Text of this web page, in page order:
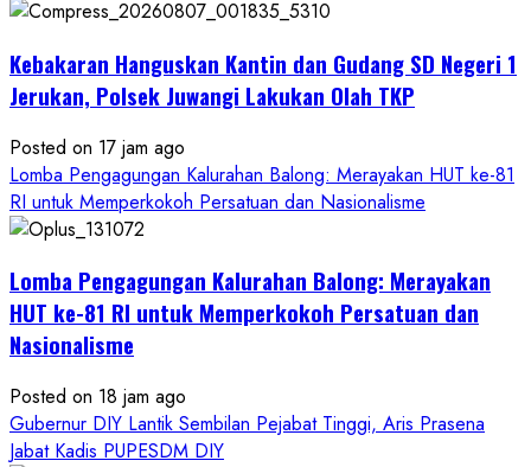
Kebakaran Hanguskan Kantin dan Gudang SD Negeri 1
Jerukan, Polsek Juwangi Lakukan Olah TKP
Posted on 17 jam ago
Lomba Pengagungan Kalurahan Balong: Merayakan HUT ke-81
RI untuk Memperkokoh Persatuan dan Nasionalisme
Lomba Pengagungan Kalurahan Balong: Merayakan
HUT ke-81 RI untuk Memperkokoh Persatuan dan
Nasionalisme
Posted on 18 jam ago
Gubernur DIY Lantik Sembilan Pejabat Tinggi, Aris Prasena
Jabat Kadis PUPESDM DIY